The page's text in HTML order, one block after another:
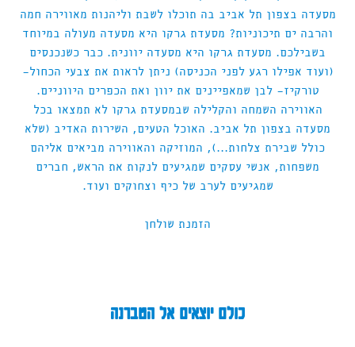
מסעדה בצפון תל אביב בה תוכלו לשבת וליהנות מאווירה חמה
והרבה ים תיכוניות? מסעדת גרקו היא מסעדה מעולה במיוחד
בשבילכם. מסעדת גרקו היא מסעדה יוונית. כבר כשנכנסים
(ועוד אפילו רגע לפני הכניסה) ניתן לראות את צבעי הכחול-
טורקיז- לבן שמאפיינים את יוון ואת הכפרים היווניים.
האווירה השמחה והקלילה שבמסעדת גרקו לא תמצאו בכל
מסעדה בצפון תל אביב. האוכל הטעים, השירות האדיב (שלא
כולל שבירת צלחות...), המוזיקה והאווירה מביאים אליהם
משפחות, אנשי עסקים שמגיעים לנקות את הראש, חברים
שמגיעים לערב של כיף וצחוקים ועוד.
הזמנת שולחן
כולם יוצאים אל הטברנה